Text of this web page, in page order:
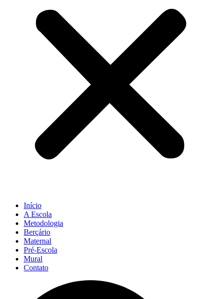
Início
A Escola
Metodologia
Berçário
Maternal
Pré-Escola
Mural
Contato